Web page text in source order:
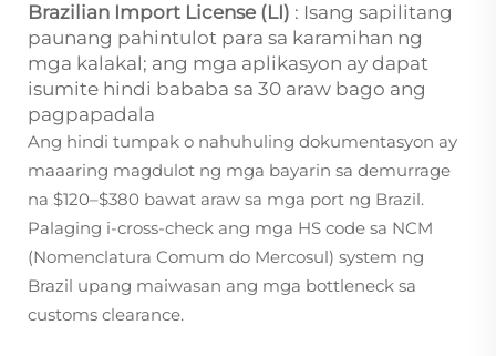
Brazilian Import License (LI) : Isang sapilitang
paunang pahintulot para sa karamihan ng
mga kalakal; ang mga aplikasyon ay dapat
isumite hindi bababa sa 30 araw bago ang
pagpapadala
Ang hindi tumpak o nahuhuling dokumentasyon ay
maaaring magdulot ng mga bayarin sa demurrage
na $120–$380 bawat araw sa mga port ng Brazil.
Palaging i-cross-check ang mga HS code sa NCM
(Nomenclatura Comum do Mercosul) system ng
Brazil upang maiwasan ang mga bottleneck sa
customs clearance.